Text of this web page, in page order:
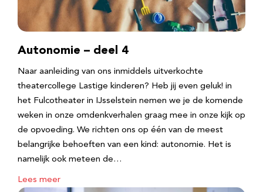
Autonomie – deel 4
Naar aanleiding van ons inmiddels uitverkochte
theatercollege Lastige kinderen? Heb jij even geluk! in
het Fulcotheater in IJsselstein nemen we je de komende
weken in onze omdenkverhalen graag mee in onze kijk op
de opvoeding. We richten ons op één van de meest
belangrijke behoeften van een kind: autonomie. Het is
namelijk ook meteen de…
Lees meer